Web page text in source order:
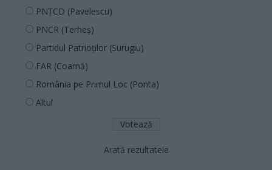
PNȚCD (Pavelescu)
PNCR (Terheș)
Partidul Patrioților (Surugiu)
FAR (Coarnă)
România pe Primul Loc (Ponta)
Altul
Arată rezultatele